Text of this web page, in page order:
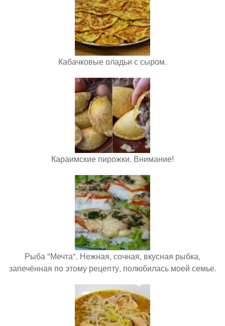
Кабачковые оладьи с сыром.
Караимские пирожки. Внимание!
Рыба "Мечта". Нежная, сочная, вкусная рыбка,
запечённая по этому рецепту, полюбилась моей семье.